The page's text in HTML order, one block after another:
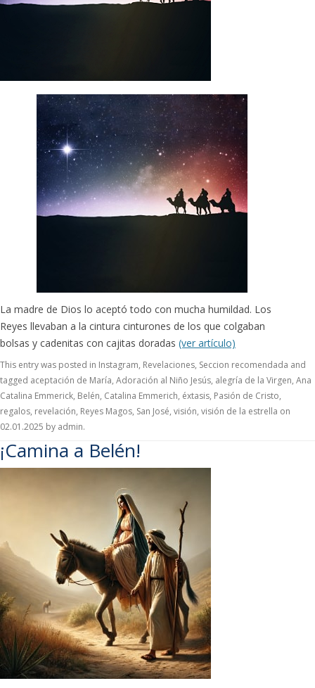
La madre de Dios lo aceptó todo con mucha humildad. Los
Reyes llevaban a la cintura cinturones de los que colgaban
bolsas y cadenitas con cajitas doradas (ver artículo)
This entry was posted in Instagram, Revelaciones, Seccion recomendada and
tagged aceptación de María, Adoración al Niño Jesús, alegría de la Virgen, Ana
Catalina Emmerick, Belén, Catalina Emmerich, éxtasis, Pasión de Cristo,
regalos, revelación, Reyes Magos, San José, visión, visión de la estrella on
02.01.2025 by admin.
¡Camina a Belén!